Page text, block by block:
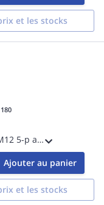
et les stocks
CS-A1-03-U-05 = M12 5-p axial 5m UL 2464
Ajouter au panier
et les stocks